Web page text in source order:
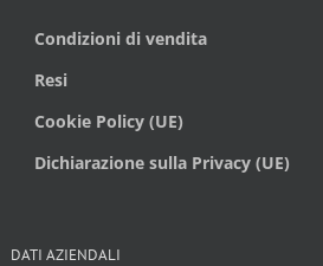
Condizioni di vendita
Resi
Cookie Policy (UE)
Dichiarazione sulla Privacy (UE)
DATI AZIENDALI